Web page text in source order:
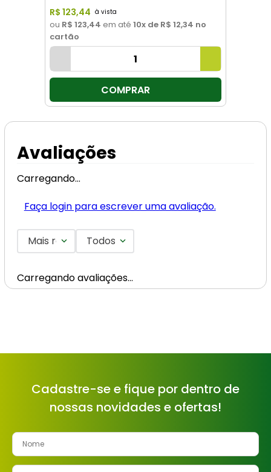
R$ 123,44
ou R$ 123,44 em até 10x de R$ 12,34 no
cartão
COMPRAR
Avaliações
Carregando…
Faça login para escrever uma avaliação.
Mais recentesTodos
Carregando avaliações…
Cadastre-se e fique por dentro de
nossas novidades e ofertas!